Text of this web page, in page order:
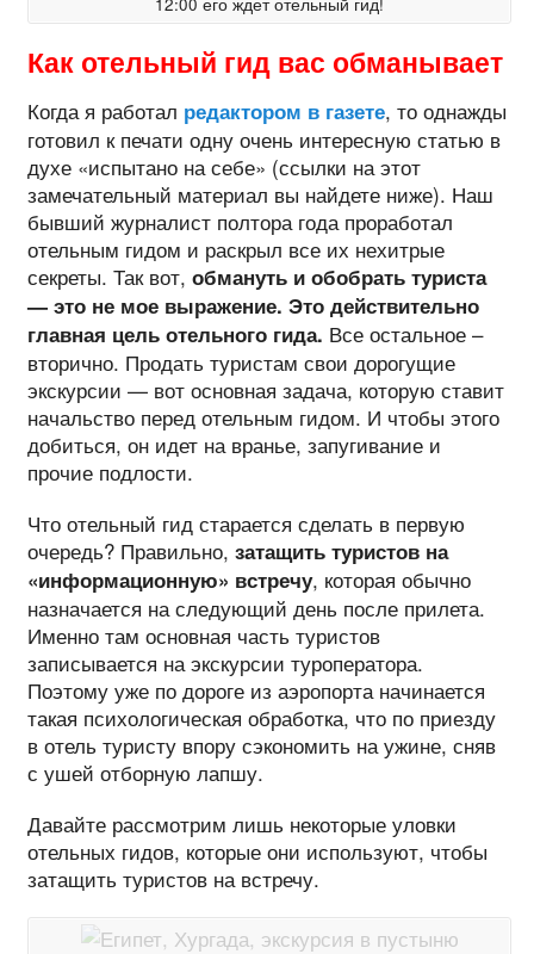
Как отельный гид вас обманывает
Когда я работал редактором в газете, то однажды
готовил к печати одну очень интересную статью в
духе «испытано на себе» (ссылки на этот
замечательный материал вы найдете ниже). Наш
бывший журналист полтора года проработал
отельным гидом и раскрыл все их нехитрые
секреты. Так вот, обмануть и обобрать туриста
— это не мое выражение. Это действительно
главная цель отельного гида. Все остальное –
вторично. Продать туристам свои дорогущие
экскурсии — вот основная задача, которую ставит
начальство перед отельным гидом. И чтобы этого
добиться, он идет на вранье, запугивание и
прочие подлости.
Что отельный гид старается сделать в первую
очередь? Правильно, затащить туристов на
«информационную» встречу, которая обычно
назначается на следующий день после прилета.
Именно там основная часть туристов
записывается на экскурсии туроператора.
Поэтому уже по дороге из аэропорта начинается
такая психологическая обработка, что по приезду
в отель туристу впору сэкономить на ужине, сняв
с ушей отборную лапшу.
Давайте рассмотрим лишь некоторые уловки
отельных гидов, которые они используют, чтобы
затащить туристов на встречу.